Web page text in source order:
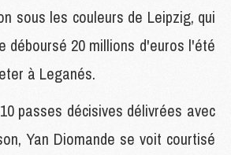
sous les couleurs de Leipzig, qui
déboursé 20 millions d'euros l'été
à Leganés.
passes décisives délivrées avec
Yan Diomande se voit courtisé